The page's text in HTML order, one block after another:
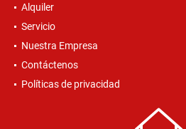
Alquiler
Servicio
Nuestra Empresa
Contáctenos
Políticas de privacidad